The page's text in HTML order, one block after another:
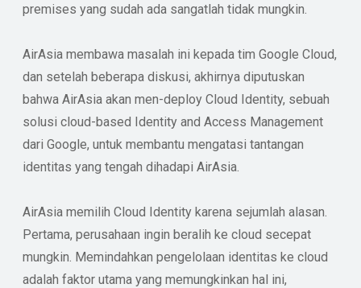
premises yang sudah ada sangatlah tidak mungkin.
AirAsia membawa masalah ini kepada tim Google Cloud,
dan setelah beberapa diskusi, akhirnya diputuskan
bahwa AirAsia akan men-deploy Cloud Identity, sebuah
solusi cloud-based Identity and Access Management
dari Google, untuk membantu mengatasi tantangan
identitas yang tengah dihadapi AirAsia.
AirAsia memilih Cloud Identity karena sejumlah alasan.
Pertama, perusahaan ingin beralih ke cloud secepat
mungkin. Memindahkan pengelolaan identitas ke cloud
adalah faktor utama yang memungkinkan hal ini,